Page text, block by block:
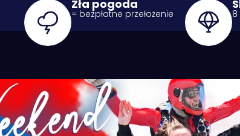
Zła pogoda
= bezpłatne przełożenie 8